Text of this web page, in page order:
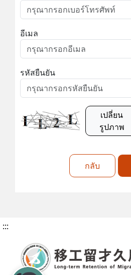
อีเมล
รหัสยืนยัน
เปลี่ยน
รูปภาพ
กลับ
:::